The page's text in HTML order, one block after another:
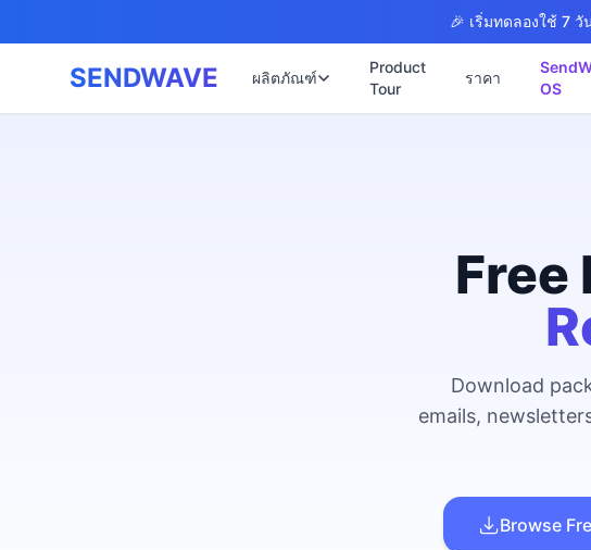
🎉 เริ่มทดลองใช้ 7
SENDWAVE ผลิตภัณฑ์
Product
Tour
ราคา
OS
พร้อมระบบนัดหมายออนไลน์
เว็บไซต์สองภาษา
Thai-English สำหรับ Export
เว็บไซต์โลจิสติกส์ NEW
Logistics & Transportation
Free
Download
emails,
Browse